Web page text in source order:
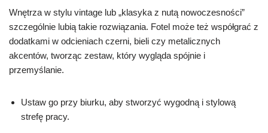
Wnętrza w stylu vintage lub „klasyka z nutą nowoczesności”
szczególnie lubią takie rozwiązania. Fotel może też współgrać z
dodatkami w odcieniach czerni, bieli czy metalicznych
akcentów, tworząc zestaw, który wygląda spójnie i
przemyślanie.
Ustaw go przy biurku, aby stworzyć wygodną i stylową
strefę pracy.